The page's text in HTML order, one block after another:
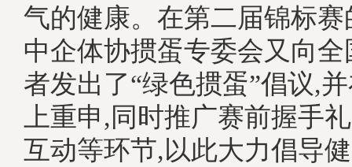
气的健康。在第二届锦标
中企体协掼蛋专委会又向
者发出了“绿色掼蛋”倡议,
上重申,同时推广赛前握手
互动等环节,以此大力倡导